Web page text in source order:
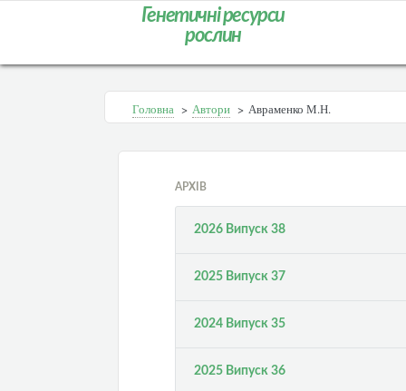
Генетичні ресурси
рослин
Головна > Автори > Авраменко М.Н.
АРХІВ
2026 Випуск 38
2025 Випуск 37
2024 Випуск 35
2025 Випуск 36